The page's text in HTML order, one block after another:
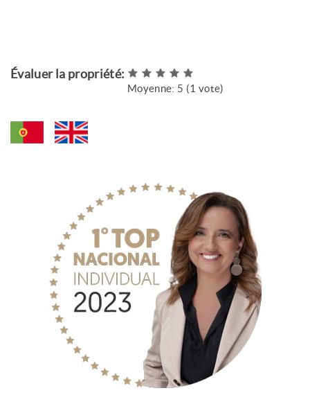
Évaluer la propriété:
Moyenne: 5 (1 vote)